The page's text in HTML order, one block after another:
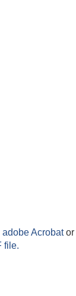
adobe Acrobator
file.